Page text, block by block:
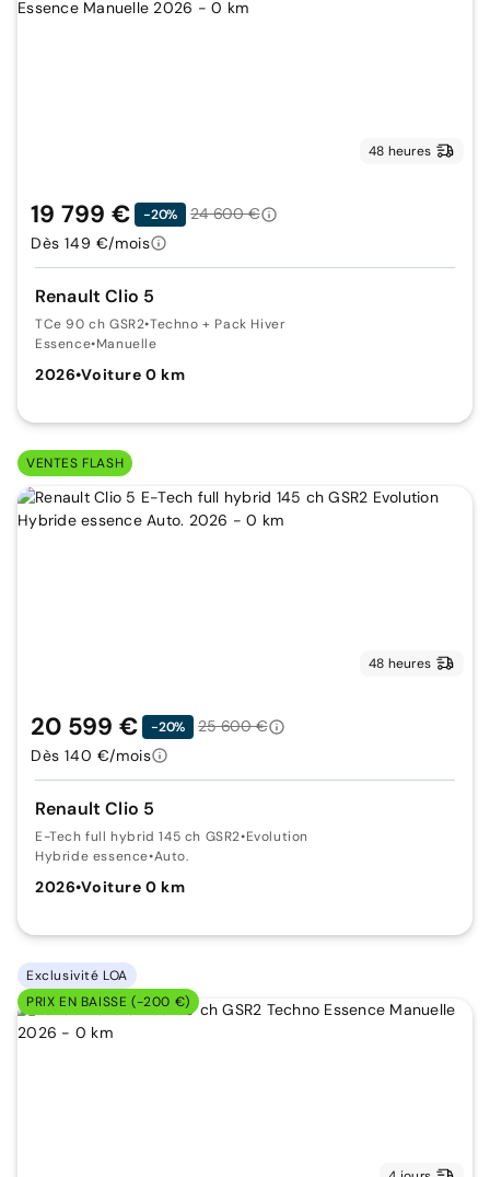
48 heures
Renault Clio 5
TCe 90 ch GSR2•Techno + Pack Hiver
Essence•Manuelle
2026•Voiture 0 km
19 799 € -20%
24 600 €
Dès 149 €/mois
VENTES FLASH
48 heures
Renault Clio 5
E-Tech full hybrid 145 ch GSR2•Evolution
Hybride essence•Auto.
2026•Voiture 0 km
20 599 € -20%
25 600 €
Dès 140 €/mois
Exclusivité LOA
PRIX EN BAISSE (-200 €)